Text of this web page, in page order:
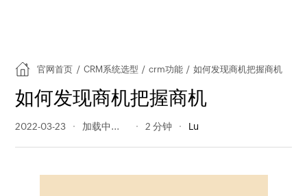
官网首页 / CRM系统选型 / crm功能 / 如何发现商机把握商机
如何发现商机把握商机
2022-03-23 744 阅读量 2 分钟 Lu